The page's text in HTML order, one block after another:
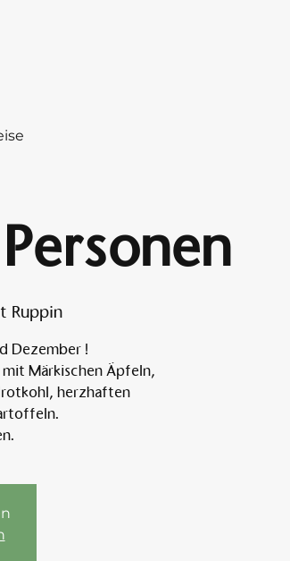
Ruppin
Dezember !
Märkischen Äpfeln,
herzhaften